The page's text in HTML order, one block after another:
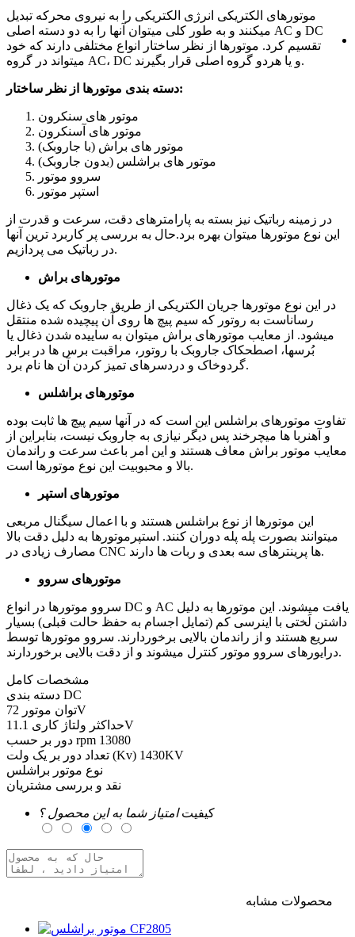
موتورهای الکتریکی انرژی الکتریکی را به نیروی محرکه تبدیل
میکنند و به طور کلی میتوان آنها را به دو دسته اصلی AC و DC
تقسیم کرد. موتورها از نظر ساختار انواع مختلفی دارند که خود
میتواند در گروه AC، DC و یا هردو گروه اصلی قرار بگیرند.
دسته بندی موتورها از نظر ساختار:
موتور های سنکرون
موتور های آسنکرون
موتور های براش (با جاروبک)
موتور های براشلس (بدون جاروبک)
سروو موتور
استپر موتور
در زمینه رباتیک نیز بسته به پارامترهای دقت، سرعت و قدرت از
این نوع موتورها میتوان بهره برد.حال به بررسی پر کاربرد ترین آنها
در رباتیک می پردازیم.
موتورهای براش
در این نوع موتورها جریان الکتریکی از طریق جاروبک که یک ذغال
رساناست به روتور که سیم پیچ ها روی آن پیچیده شده منتقل
میشود. از معایب موتورهای براش میتوان به ساییده شدن ذغال یا
بُرسها، اصطحکاک جاروبک با روتور، مراقبت برس ها در برابر
گردوخاک و دردسرهای تمیز کردن آن ها نام برد.
موتورهای براشلس
تفاوت موتورهای براشلس این است که در آنها سیم پیچ ها ثابت بوده
و آهنربا ها میچرخند پس دیگر نیازی به جاروبک نیست، بنابراین از
معایب موتور براش معاف هستند و این امر باعث سرعت و راندمان
بالا و محبوبیت این نوع موتورها است.
موتورهای استپر
این موتورها از نوع براشلس هستند و با اعمال سیگنال مربعی
میتوانند بصورت پله پله دوران کنند. استپرموتورها به دلیل دقت بالا
مصارف زیادی در CNC ها پرینترهای سه بعدی و ربات ها دارند.
موتورهای سروو
سروو موتورها در انواع DC و AC یافت میشوند. این موتورها به دلیل
داشتن لَختی با اینرسی کم (تمایل اجسام به حفظ حالت قبلی) بسیار
سریع هستند و از راندمان بالایی برخوردارند. سروو موتورها توسط
درایورهای سروو موتور کنترل میشوند و از دقت بالایی برخوردارند.
مشخصات کامل
دسته بندی DC
توان موتور72V
حداکثر ولتاژ کاری11.1V
دور بر حسب rpm 13080
تعداد دور بر یک ولت (Kv) 1430KV
نوع موتور براشلس
نقد و بررسی مشتریان
کیفیتامتیاز شما به این محصول ؟
محصولات مشابه